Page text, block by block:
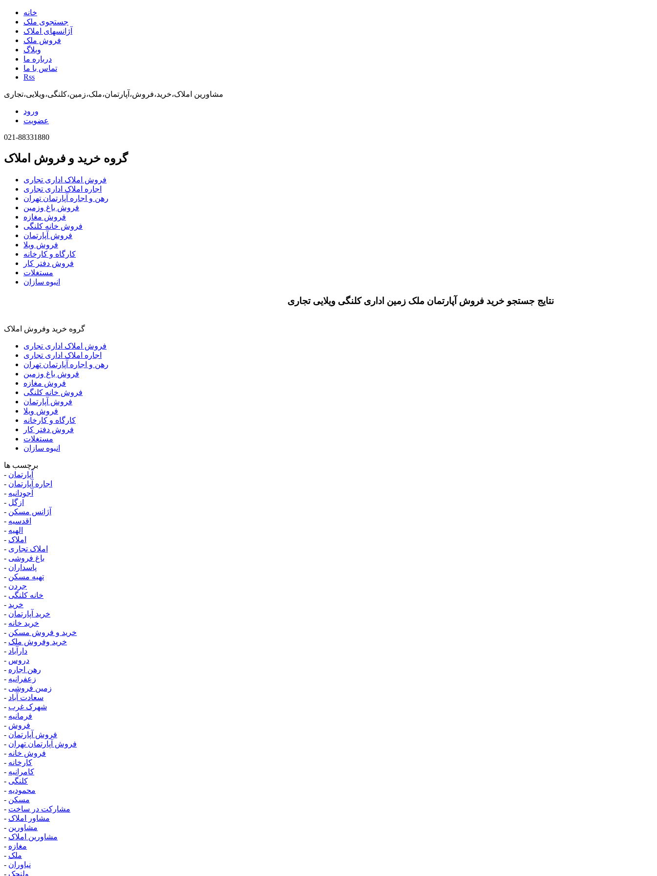
خانه
جستجوی ملک
آژانسهای املاک
فروش ملک
وبلاگ
درباره ما
تماس با ما
Rss
مشاورین املاک،خرید،فروش،آپارتمان،ملک،زمین،کلنگی،ویلایی،تجاری
ورود
عضویت
021-88331880
گروه خرید و فروش املاک
فروش املاک اداری تجاری
اجاره املاک اداری تجاری
رهن و اجاره آپارتمان تهران
فروش باغ وزمین
فروش مغازه
فروش خانه کلنگی
فروش آپارتمان
فروش ویلا
کارگاه و کارخانه
فروش دفتر کار
مستغلات
انبوه سازان
نتايج جستجو خرید فروش آپارتمان ملک زمین اداری کلنگی ویلایی تجاری
گروه خرید وفروش املاک
فروش املاک اداری تجاری
اجاره املاک اداری تجاری
رهن و اجاره آپارتمان تهران
فروش باغ وزمین
فروش مغازه
فروش خانه کلنگی
فروش آپارتمان
فروش ویلا
کارگاه و کارخانه
فروش دفتر کار
مستغلات
انبوه سازان
برچسب ها
- آپارتمان
- اجاره آپارتمان
- آجودانیه
- ازگل
- آژانس مسکن
- اقدسیه
- الهیه
- املاک
- املاک تجاری
- باغ فروشی
- پاسداران
- تهیه مسکن
- جردن
- خانه کلنگی
- خرید
- خرید آپارتمان
- خرید خانه
- خرید و فروش مسکن
- خرید وفروش ملک
- دارآباد
- دروس
- رهن اجاره
- زعفرانیه
- زمین فروشی
- سعادت آباد
- شهرک غرب
- فرمانیه
- فروش
- فروش آپارتمان
- فروش آپارتمان تهران
- فروش خانه
- کارخانه
- کامرانیه
- کلنگی
- محمودیه
- مسکن
- مشارکت در ساخت
- مشاور املاک
- مشاورین
- مشاورین املاک
- مغازه
- ملک
- نیاوران
- ولنجک